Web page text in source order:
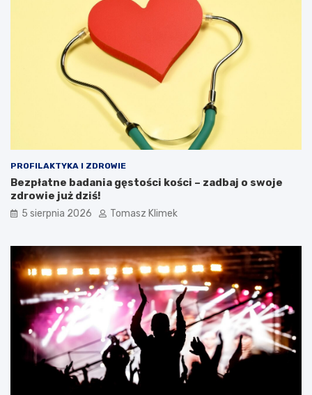
PROFILAKTYKA I ZDROWIE
Bezpłatne badania gęstości kości – zadbaj o swoje
zdrowie już dziś!
5 sierpnia 2026 Tomasz Klimek